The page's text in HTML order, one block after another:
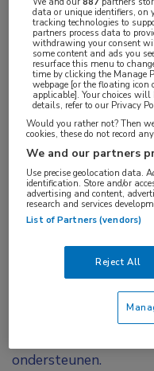
wanneer het u
Bekijk deze webcast
behandeling van
voedingsinterventies
die het succes van
Beginnend met de
bespreken experts
kijken ze naar het
voedselsoorten en -
drijfveren van
bespreken ze het
ondersteunen.
data or unique identifiers, on
tracking technologies to
partners process data to
withdrawing your consent
some content and ads you
resurface this menu to
time by clicking the Manage
webpage [or the floating
applicable]. Your choices
details, refer to our Privacy
Would you rather not? Then
cookies, these do not record
We and our partners
Use precise geolocation data.
identification. Store and/or
advertising and content,
research and services
List of Partners (vendors)
Reject All